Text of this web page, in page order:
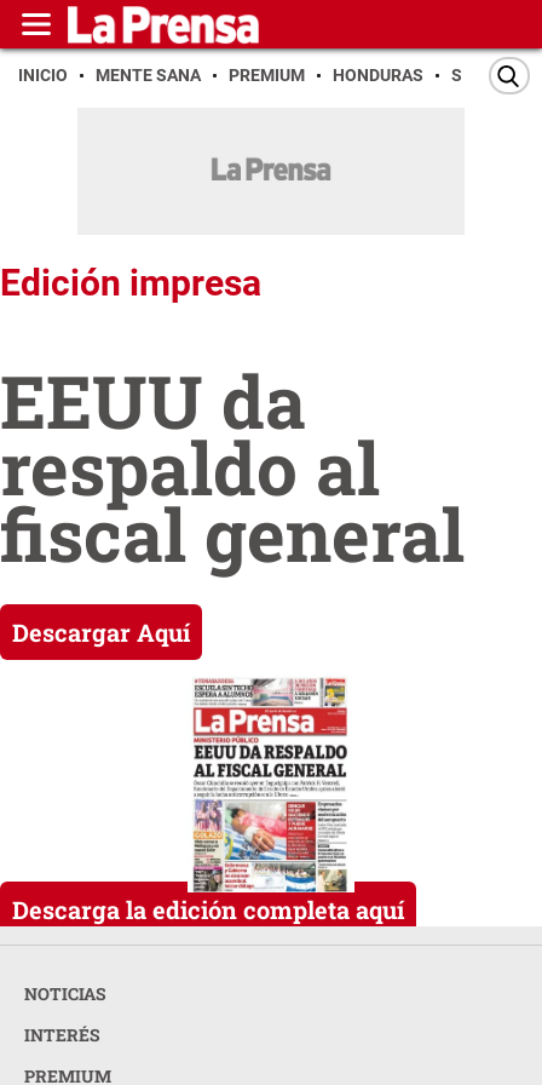
INICIO MENTE SANA PREMIUM HONDURAS SAN PEDRO
Edición impresa
EEUU da
respaldo al
fiscal general
Descargar Aquí
Descarga la edición completa aquí
NOTICIAS
INTERÉS
PREMIUM